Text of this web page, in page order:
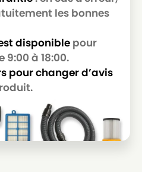
CONTROL S600
1800
4000
700
PLUSS718
les bonnes
disponible pour
9:00 à 18:00.
pour changer d’avis